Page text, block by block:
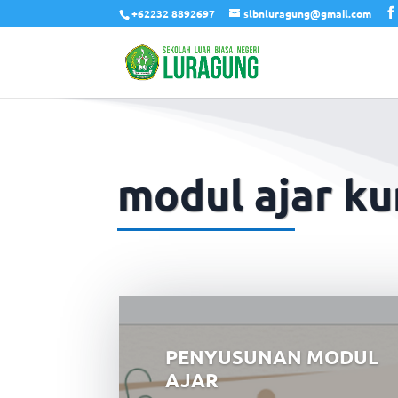
+62232 8892697 slbnluragung@gmail.com
modul ajar
PENYUSUNAN MODUL
AJAR